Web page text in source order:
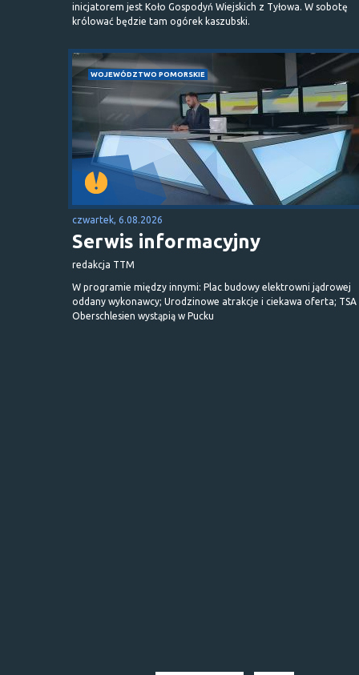
inicjatorem jest Koło Gospodyń Wiejskich z Tyłowa. W sobotę
królować będzie tam ogórek kaszubski.
WOJEWÓDZTWO POMORSKIE
czwartek, 6.08.2026
Serwis informacyjny
redakcja TTM
W programie między innymi: Plac budowy elektrowni jądrowej
oddany wykonawcy; Urodzinowe atrakcje i ciekawa oferta; TSA
Oberschlesien wystąpią w Pucku